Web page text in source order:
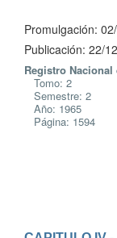
Promulgación:
Publicación: 22/
Registro Nacional
Tomo: 2
Semestre: 2
Año: 1965
Página: 1594